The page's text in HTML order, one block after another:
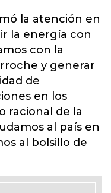
la atención en
la energía con
con la
y generar
de
en los
racional de la
al país en
al bolsillo de